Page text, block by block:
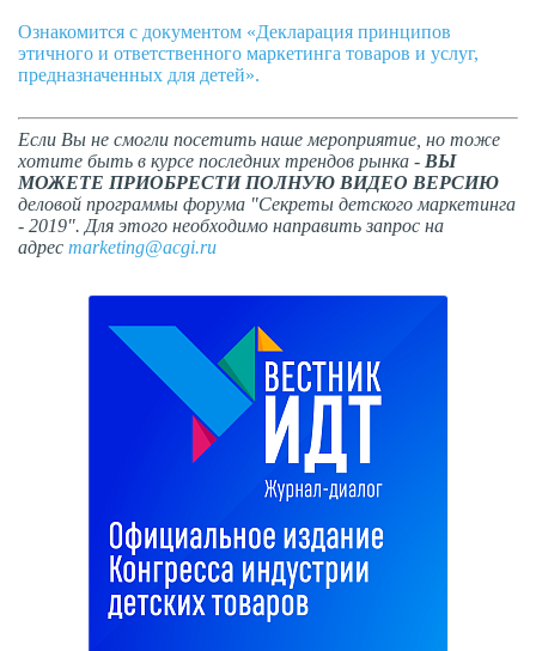
Ознакомится с документом «Декларация принципов
этичного и ответственного маркетинга товаров и услуг,
предназначенных для детей».
Если Вы не смогли посетить наше мероприятие, но тоже
хотите быть в курсе последних трендов рынка - ВЫ
МОЖЕТЕ ПРИОБРЕСТИ ПОЛНУЮ ВИДЕО ВЕРСИЮ
деловой программы форума "Секреты детского маркетинга
- 2019". Для этого необходимо направить запрос на
адрес marketing@acgi.ru